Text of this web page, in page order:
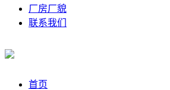
厂房厂貌
联系我们
首页